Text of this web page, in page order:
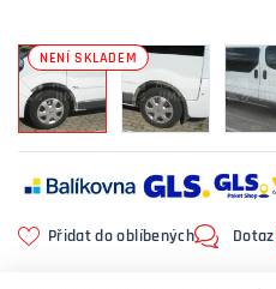
NENÍ SKLADEM
Přidat do oblíbených Dotaz